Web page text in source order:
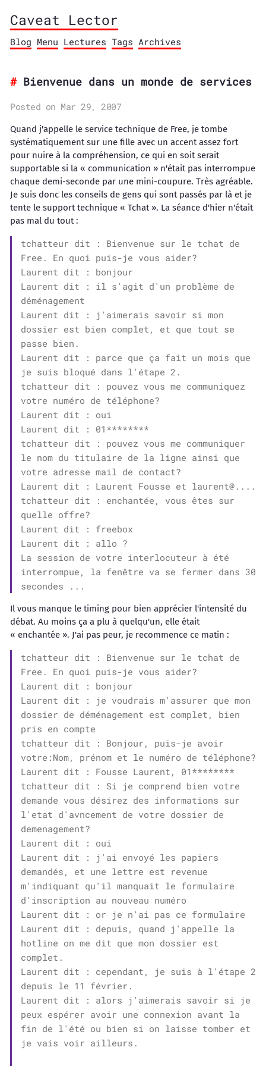
Caveat Lector
Blog Menu Lectures Tags Archives
Bienvenue dans un monde de services
Posted on Mar 29, 2007
Quand j'appelle le service technique de Free, je tombe
systématiquement sur une fille avec un accent assez fort
pour nuire à la compréhension, ce qui en soit serait
supportable si la « communication » n'était pas interrompue
chaque demi-seconde par une mini-coupure. Très agréable.
Je suis donc les conseils de gens qui sont passés par là et je
tente le support technique « Tchat ». La séance d'hier n'était
pas mal du tout :
tchatteur dit : Bienvenue sur le tchat de
Free. En quoi puis-je vous aider?
Laurent dit : bonjour
Laurent dit : il s'agit d'un problème de
déménagement
Laurent dit : j'aimerais savoir si mon
dossier est bien complet, et que tout se
passe bien.
Laurent dit : parce que ça fait un mois que
je suis bloqué dans l'étape 2.
tchatteur dit : pouvez vous me communiquez
votre numéro de téléphone?
Laurent dit : oui
Laurent dit : 01********
tchatteur dit : pouvez vous me communiquer
le nom du titulaire de la ligne ainsi que
votre adresse mail de contact?
Laurent dit : Laurent Fousse et laurent@....
tchatteur dit : enchantée, vous êtes sur
quelle offre?
Laurent dit : freebox
Laurent dit : allo ?
La session de votre interlocuteur à été
interrompue, la fenêtre va se fermer dans 30
secondes ...
Il vous manque le timing pour bien apprécier l'intensité du
débat. Au moins ça a plu à quelqu'un, elle était
« enchantée ». J'ai pas peur, je recommence ce matin :
tchatteur dit : Bienvenue sur le tchat de
Free. En quoi puis-je vous aider?
Laurent dit : bonjour
Laurent dit : je voudrais m'assurer que mon
dossier de déménagement est complet, bien
pris en compte
tchatteur dit : Bonjour, puis-je avoir
votre:Nom, prénom et le numéro de téléphone?
Laurent dit : Fousse Laurent, 01********
tchatteur dit : Si je comprend bien votre
demande vous désirez des informations sur
l'etat d'avncement de votre dossier de
demenagement?
Laurent dit : oui
Laurent dit : j'ai envoyé les papiers
demandés, et une lettre est revenue
m'indiquant qu'il manquait le formulaire
d'inscription au nouveau numéro
Laurent dit : or je n'ai pas ce formulaire
Laurent dit : depuis, quand j'appelle la
hotline on me dit que mon dossier est
complet.
Laurent dit : cependant, je suis à l'étape 2
depuis le 11 février.
Laurent dit : alors j'aimerais savoir si je
peux espérer avoir une connexion avant la
fin de l'été ou bien si on laisse tomber et
je vais voir ailleurs.